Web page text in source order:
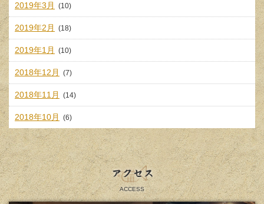
2019年3月 (10)
2019年2月 (18)
2019年1月 (10)
2018年12月 (7)
2018年11月 (14)
2018年10月 (6)
アクセス
ACCESS